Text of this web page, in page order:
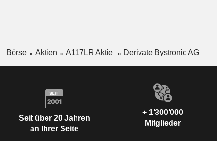
Börse Aktien A117LR Aktie Derivate Bystronic AG
Seit über 20 Jahren
an Ihrer Seite
+ 1’300’000
Mitglieder